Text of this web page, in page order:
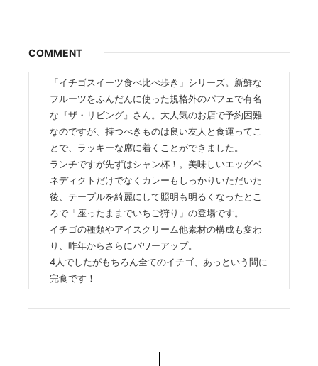
COMMENT
「イチゴスイーツ食べ比べ歩き」シリーズ。新鮮な
フルーツをふんだんに使った規格外のパフェで有名
な『ザ・リビング』さん。大人気のお店で予約困難
なのですが、持つべきものは良い友人と食運ってこ
とで、ラッキーな席に着くことができました。
ランチですが先ずはシャン杯！。美味しいエッグベ
ネディクトだけでなくカレーもしっかりいただいた
後、テーブルを綺麗にして照明も明るくなったとこ
ろで「座ったままでいちご狩り」の登場です。
イチゴの種類やアイスクリーム他素材の構成も変わ
り、昨年からさらにパワーアップ。
4人でしたがもちろん全てのイチゴ、あっという間に
完食です！